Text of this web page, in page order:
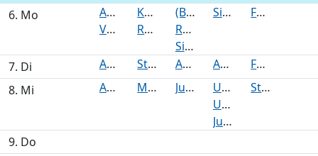
6. Mo
Ausschuss für Kultur und Bildung
Verkehrsausschuss
Kerngebietsausschuss
Regionalausschuss Lokstedt/Niendorf/Schnelsen
(BUHD) Unterausschuss Bau des Regionalausschusses Barmbek-Uhlenhorst-Hohenfelde-Dulsberg (nichtöffentlich)
Regionalausschuss Eppendorf-Winterhude
Sitzung des Vergabeausschusses
Sitzung der öffentlichen Plandiskussion Fachausschuss für Sport und Bildung
7. Di Ausschuss für Grün, Naturschutz und Sport Stadtplanung Ausschuss Bildung, Kultur und Sport Ausschuss für Haushalt und Kultur
Fachausschuss für Soziales, Gesundheit und Integration
8. Mi
Ausschuss für regionale Stadtteilentwicklung und Wirtschaft Mobilität Jugendhilfeausschuss
Unterausschuss für Bauangelegenheiten des Regionalausschusses Alstertal
Unterausschuss für Bauangelegenheiten des Regionalausschusses Kerngebiet Wandsbek
Jugendhilfeausschuss
Stadtentwicklungsausschuss
9. Do